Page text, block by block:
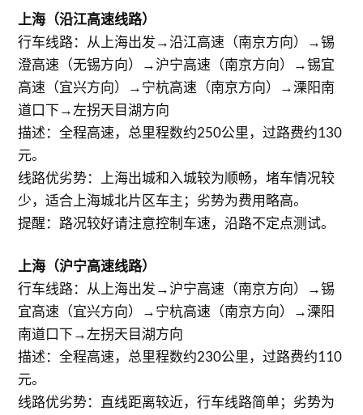
上海（沿江高速线路）
行车线路：从上海出发→沿江高速（南京方向）→锡
澄高速（无锡方向）→沪宁高速（南京方向）→锡宜
高速（宜兴方向）→宁杭高速（南京方向）→溧阳南
道口下→左拐天目湖方向
描述：全程高速，总里程数约250公里，过路费约130
元。
线路优劣势：上海出城和入城较为顺畅，堵车情况较
少，适合上海城北片区车主；劣势为费用略高。
提醒：路况较好请注意控制车速，沿路不定点测试。
上海（沪宁高速线路）
行车线路：从上海出发→沪宁高速（南京方向）→锡
宜高速（宜兴方向）→宁杭高速（南京方向）→溧阳
南道口下→左拐天目湖方向
描述：全程高速，总里程数约230公里，过路费约110
元。
线路优劣势：直线距离较近，行车线路简单；劣势为